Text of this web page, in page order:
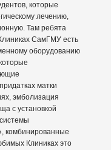
которые
лечению,
Там ребята
СамГМУ есть
оборудованию
матки
эмболизация
с установкой
комбинированные
Клиниках это